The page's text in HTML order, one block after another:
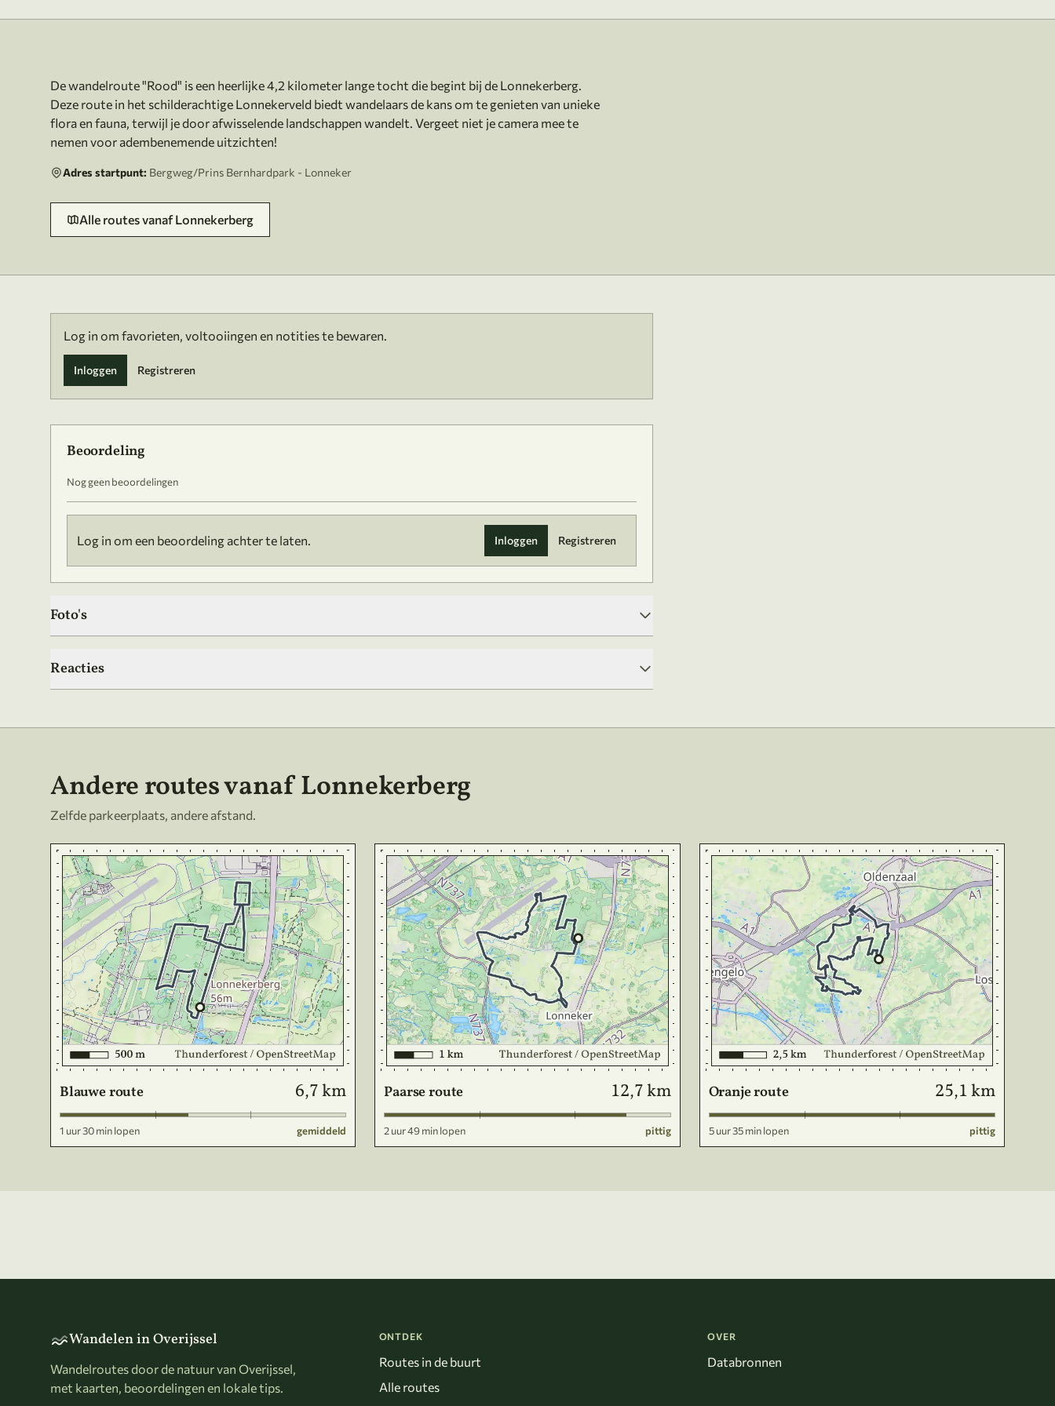
De wandelroute "Rood" is een heerlijke 4,2 kilometer lange tocht die begint bij de Lonnekerberg.
Deze route in het schilderachtige Lonnekerveld biedt wandelaars de kans om te genieten van unieke
flora en fauna, terwijl je door afwisselende landschappen wandelt. Vergeet niet je camera mee te
Adres startpunt: Bergweg/Prins Bernhardpark - Lonneker
Alle routes vanaf Lonnekerberg
Log in om favorieten, voltooiingen en notities te bewaren.
Inloggen Registreren
Beoordeling
Nog geen beoordelingen
Log in om een beoordeling achter te laten. Inloggen Registreren
Foto's
Reacties
Andere routes vanaf Lonnekerberg
Zelfde parkeerplaats, andere afstand.
Blauwe route 6,7 km
1 uur 30 min lopen gemiddeld
Paarse route 12,7 km
2 uur 49 min lopen pittig
Oranje route 25,1 km
5 uur 35 min lopen pittig
Wandelen in Overijssel
Wandelroutes door de natuur van Overijssel,
met kaarten, beoordelingen en lokale tips.
ONTDEK
Routes in de buurt
Alle routes
OVER
Databronnen